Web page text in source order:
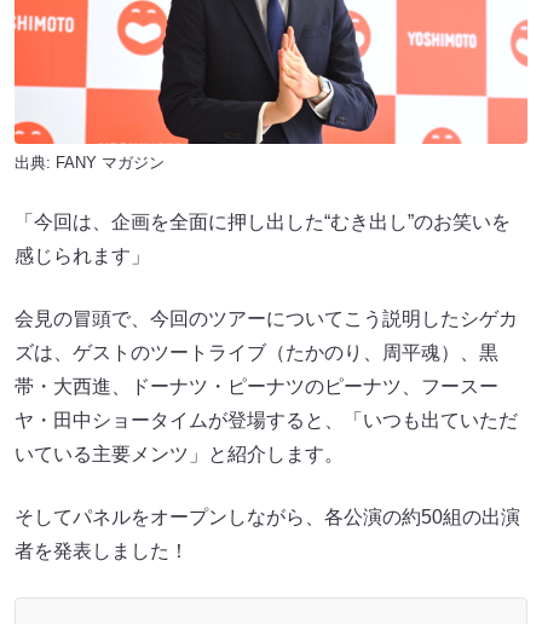
出典: FANY マガジン
「今回は、企画を全面に押し出した“むき出し”のお笑いを
感じられます」
会見の冒頭で、今回のツアーについてこう説明したシゲカ
ズは、ゲストのツートライブ（たかのり、周平魂）、黒
帯・大西進、ドーナツ・ピーナツのピーナツ、フースー
ヤ・田中ショータイムが登場すると、「いつも出ていただ
いている主要メンツ」と紹介します。
そしてパネルをオープンしながら、各公演の約50組の出演
者を発表しました！